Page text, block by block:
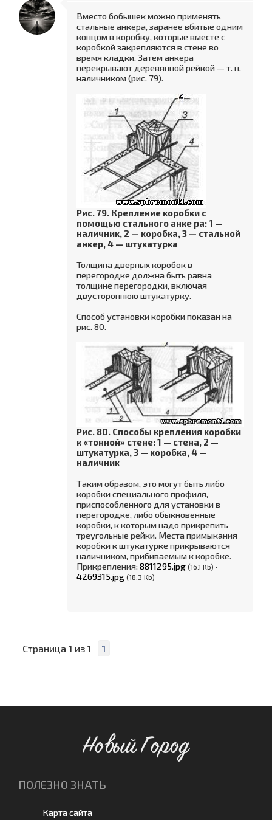
Вместо бобышек можно применять
стальные анкера, заранее вбитые одним
концом в коробку, которые вместе с
коробкой закрепляются в стене во
время кладки. Затем анкера
перекрывают деревянной рейкой — т. н.
наличником (рис. 79).
Рис. 79. Крепление коробки с
помощью стального анке pa: 1 —
наличник, 2 — коробка, 3 — стальной
анкер, 4 — штукатурка
Толщина дверных коробок в
перегородке должна быть равна
толщине перегородки, включая
двустороннюю штукатурку.
Способ установки коробки показан на
рис. 80.
Рис. 80. Способы крепления коробки
к «тонной» стене: 1 — стена, 2 —
штукатурка, 3 — коробка, 4 —
наличник
Таким образом, это могут быть либо
коробки специального профиля,
приспособленного для установки в
перегородке, либо обыкновенные
коробки, к которым надо прикрепить
треугольные рейки. Места примыкания
коробки к штукатурке прикрываются
наличником, прибиваемым к коробке.
Прикрепления: 8811295.jpg (16.1 Kb) ·
4269315.jpg (18.3 Kb)
Страница 1 из 1 1
Новый Город
ПОЛЕЗНО ЗНАТЬ
Карта сайта